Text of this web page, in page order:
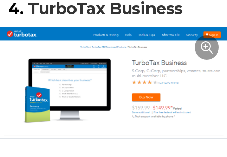
4. TurboTax Business